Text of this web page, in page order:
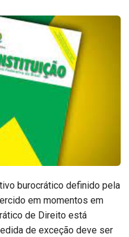
burocrático definido pela
em momentos em
de Direito está
de exceção deve ser